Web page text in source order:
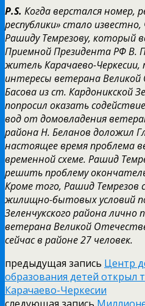
P.S. Когда верстался номер,
республики» стало
Рашиду Темрезову, который
Приемной Президента РФ В.
житель Карачаево-
интересы ветерана
Басова из ст. Кардоникской
попросил оказать
вод от домовладения
района Н. Беланов доложил
настоящее время проблема
временной схеме. Рашид
решить проблему
Кроме того, Рашид Темрезов
жилищно-бытовых условий
Зеленчукского района
ветерана Великой
сейчас в районе 27 человек.
предыдущая запись Центр
образования детей открыл
Карачаево-Черкесии